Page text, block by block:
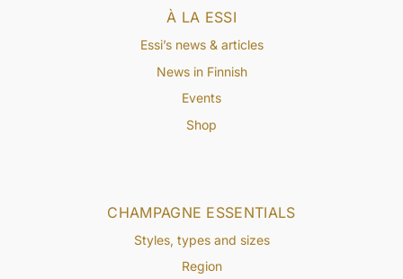
CHAMPAGNE ESSENTIALS
Styles, types and sizes
Region
À LA ESSI
Essi’s news & articles
News in Finnish
Events
Shop